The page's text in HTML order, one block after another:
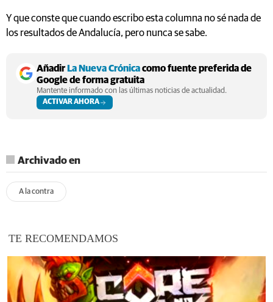
Y que conste que cuando escribo esta columna no sé nada de
los resultados de Andalucía, pero nunca se sabe.
Añadir La Nueva Crónicacomo fuente preferida de
Google de forma gratuita
Mantente informado con las últimas noticias de actualidad.
ACTIVAR AHORA
Archivado en
A la contra
TE RECOMENDAMOS